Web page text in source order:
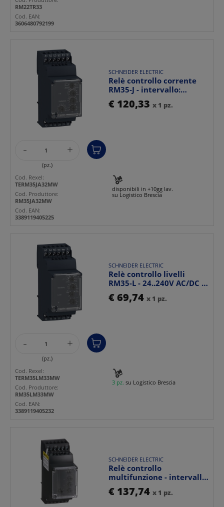
RM22TR33
Cod. EAN:
3606480792199
SCHNEIDER ELECTRIC
Relè controllo corrente
RM35-J - intervallo:
0,15..1,5 A
€ 120,33 x 1 pz.
- +
(pz.)
disponibili in +10gg lav.
su Logistico Brescia
Cod. Rexel:
TERM35JA32MW
Cod. Produttore:
RM35JA32MW
Cod. EAN:
3389119405225
SCHNEIDER ELECTRIC
Relè controllo livelli
RM35-L - 24..240V AC/DC -
2 NC/NO
€ 69,74 x 1 pz.
- +
(pz.)
3 pz. su Logistico Brescia
Cod. Rexel:
TERM35LM33MW
Cod. Produttore:
RM35LM33MW
Cod. EAN:
3389119405232
SCHNEIDER ELECTRIC
Relè controllo
multifunzione - intervallo:
183..528 VAC
€ 137,74 x 1 pz.